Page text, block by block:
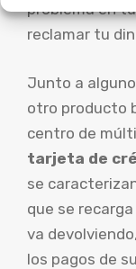
problema en
reclamar tu
Junto a
otro producto
centro de
tarjeta de
se
que se
va
los pagos de